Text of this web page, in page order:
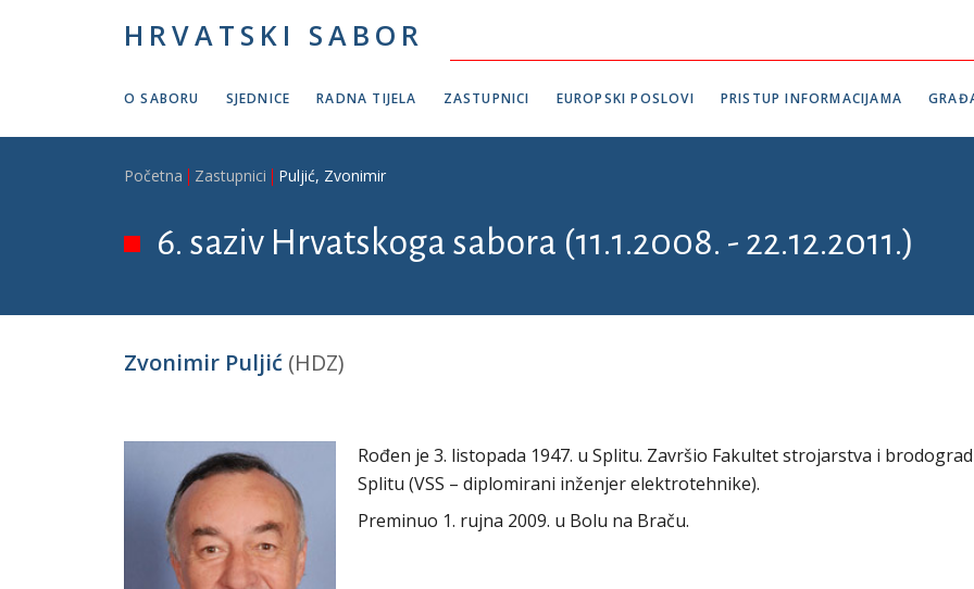
HRVATSKI SABOR
O SABORU SJEDNICE RADNA TIJELA ZASTUPNICI EUROPSKI POSLOVI PRISTUP INFORMACIJAMA
Breadcrumb
Početna Zastupnici Puljić, Zvonimir
6. saziv Hrvatskoga sabora (11.1.2008. - 22.12.2011.)
Zvonimir Puljić (HDZ)
Rođen je 3. listopada 1947. u Splitu. Završio Fakultet strojarstva i
Splitu (VSS – diplomirani inženjer elektrotehnike).
Preminuo 1. rujna 2009. u Bolu na Braču.